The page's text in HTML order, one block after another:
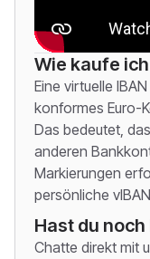
Wie kaufe
Eine virtuelle
konformes Euro-
Das bedeutet,
anderen
Markierungen
persönliche
Hast du
Chatte direkt mit